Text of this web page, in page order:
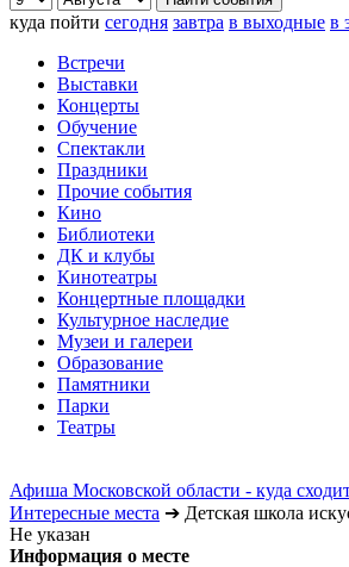
куда пойти сегодня завтра в выходные в
Встречи
Выставки
Концерты
Обучение
Спектакли
Праздники
Прочие события
Кино
Библиотеки
ДК и клубы
Кинотеатры
Концертные площадки
Культурное наследие
Музеи и галереи
Образование
Памятники
Парки
Театры
Афиша Московской области - куда
Интересные места ➔ Детская школа
Не указан
Информация о месте